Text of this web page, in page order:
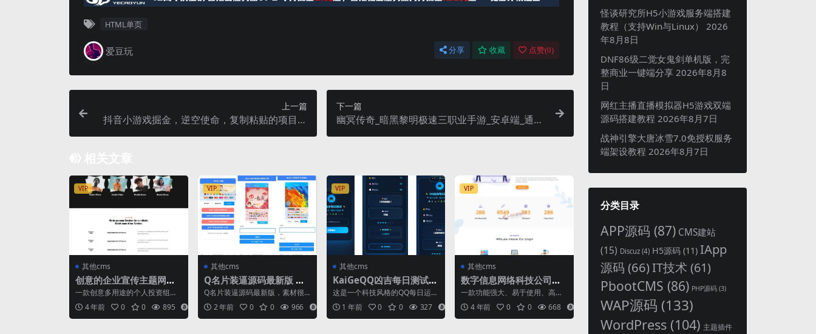
HTML单页
爱豆玩 分享 收藏 点赞(0)
上一篇
抖音小游戏掘金，逆空使命，复制粘贴的项目，
最高日入 4000+，一部手机即可上手
下一篇
幽冥传奇_暗黑黎明极速三职业手游_安卓端_通用
视频教程_GM充值物品后台
VIP
其他cms
创意的企业宣传主题网站
HTML模板
一款创意多用途的个人投资组
合，企业案例介绍展示HTML响
应式模板。基于Boots...
4 年前 0 0 895
VIP
其他cms
Q名片装逼源码最新版 QQ
名片满级会员装x助手源码
Q名片装逼源码最新版，素材很
多默认账号，保存素材去选择QQ
个性名片-选择大图模板...
2 年前 0 0 966
VIP
其他cms
KaiGeQQ凶吉每日测试炫
酷科技版源码
这是一个科技风格的QQ每日运势
测试网页应用，采用科技风设计
科技风格的界面风格，...
1 年前 0 0 327
VIP
其他cms
数字信息网络科技公司官
网静态html模板
一款功能强大、易于使用、高度
可定制的SEO友好多用途模板。
响应式多用途的公司业务...
4 年前 0 0 668
怪谈研究所H5小游戏服务端搭建
教程（支持Win与Linux）
2026
年8月8日
DNF86级二觉女鬼剑单机版，完
整商业一键端分享 2026年8月8
日
网红主播直播模拟器H5游戏双端
源码搭建教程 2026年8月7日
战神引擎大唐冰雪7.0免授权服务
端架设教程 2026年8月7日
分类目录
APP源码 (87) CMS建站
(15) Discuz (4) H5源码 (11) IApp
源码 (66)IT技术 (61)
PbootCMS (86) PHP源码 (3)
WAP源码 (133)
WordPress (104) 主题插件